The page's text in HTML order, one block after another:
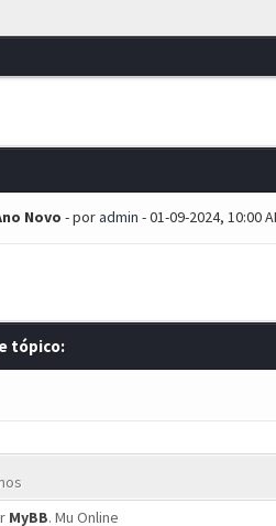
Novo - poradmin - 01-09-2024, 10:00
tópico:
MyBB.Mu Online